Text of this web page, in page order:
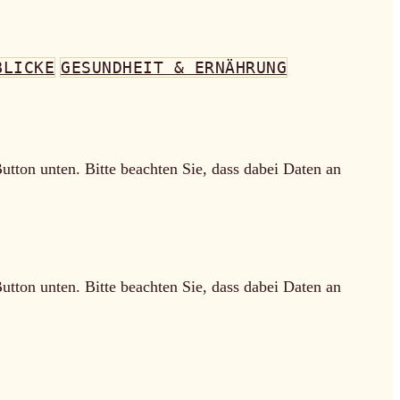
GESUNDHEIT & ERNÄHRUNG
unten. Bitte beachten Sie, dass dabei Daten an
unten. Bitte beachten Sie, dass dabei Daten an